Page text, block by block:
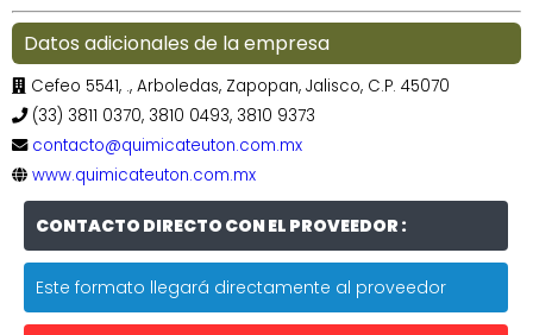
Datos adicionales de la empresa
Cefeo 5541, ., Arboledas, Zapopan, Jalisco, C.P. 45070
(33) 3811 0370, 3810 0493, 3810 9373
contacto@quimicateuton.com.mx
www.quimicateuton.com.mx
CONTACTO DIRECTO CON EL PROVEEDOR :
Este formato llegará directamente al proveedor